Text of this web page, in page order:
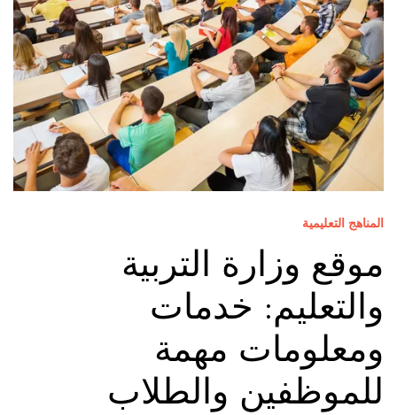
المناهج التعليمية
موقع وزارة التربية
والتعليم: خدمات
ومعلومات مهمة
للموظفين والطلاب